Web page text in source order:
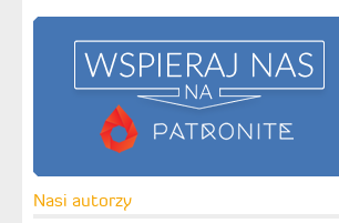
Nasi autorzy